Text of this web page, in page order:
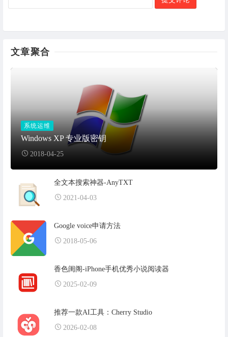
文章聚合
系统运维
Windows XP 专业版密钥
2018-04-25
全文本搜索神器-AnyTXT
2021-04-03
Google voice申请方法
2018-05-06
香色闺阁-iPhone手机优秀小说阅读器
2025-02-09
推荐一款AI工具：Cherry Studio
2026-02-08